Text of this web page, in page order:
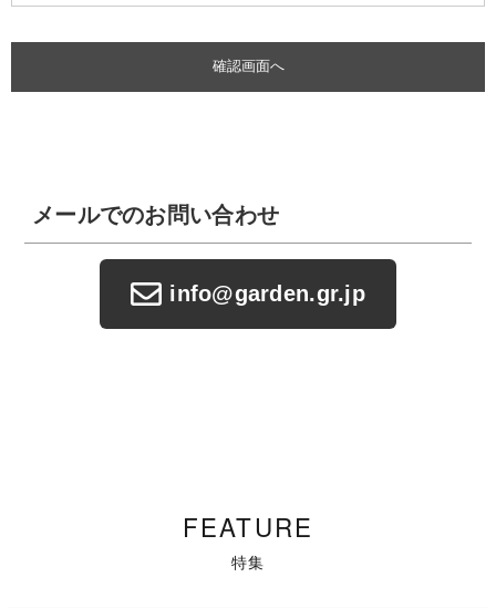
メールでのお問い合わせ
info@garden.gr.jp
FEATURE
特集